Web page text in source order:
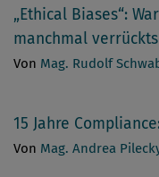
„Ethical Biases“:
manchmal
Von Mag. Rudolf
15 Jahre
Von Mag. Andrea